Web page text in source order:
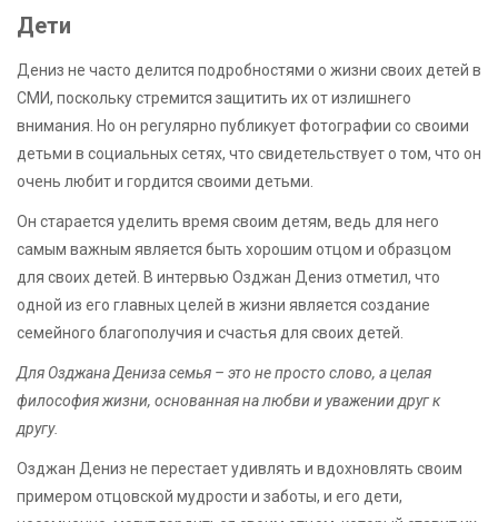
Дети
Дениз не часто делится подробностями о жизни своих детей в
СМИ, поскольку стремится защитить их от излишнего
внимания. Но он регулярно публикует фотографии со своими
детьми в социальных сетях, что свидетельствует о том, что он
очень любит и гордится своими детьми.
Он старается уделить время своим детям, ведь для него
самым важным является быть хорошим отцом и образцом
для своих детей. В интервью Озджан Дениз отметил, что
одной из его главных целей в жизни является создание
семейного благополучия и счастья для своих детей.
Для Озджана Дениза семья – это не просто слово, а целая
философия жизни, основанная на любви и уважении друг к
другу.
Озджан Дениз не перестает удивлять и вдохновлять своим
примером отцовской мудрости и заботы, и его дети,